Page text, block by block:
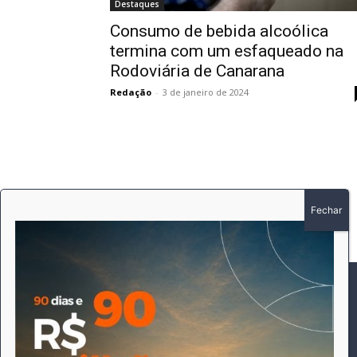
Destaques
Consumo de bebida alcoólica
termina com um esfaqueado na
Rodoviária de Canarana
Redação - 3 de janeiro de 2024
SOBRE